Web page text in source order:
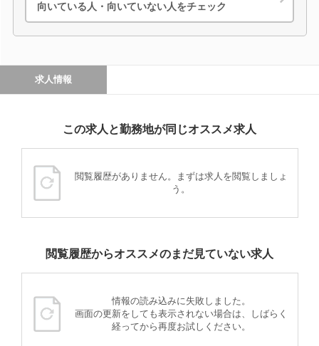
向いている人・向いていない人をチェック
求人情報
この求人と勤務地が同じオススメ求人
閲覧履歴がありません。まずは求人を閲覧しましょ
う。
閲覧履歴からオススメのまだ見ていない求人
情報の読み込みに失敗しました。
画面の更新をしても表示されない場合は、しばらく
経ってから再度お試しください。